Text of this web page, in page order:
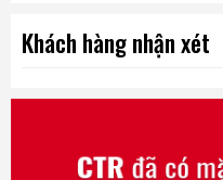
Khách hàng nhận xét